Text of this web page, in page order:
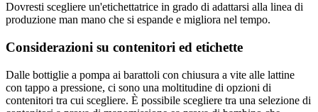
Dovresti scegliere un'etichettatrice in grado di adattarsi alla linea di
produzione man mano che si espande e migliora nel tempo.
Considerazioni su contenitori ed etichette
Dalle bottiglie a pompa ai barattoli con chiusura a vite alle lattine
con tappo a pressione, ci sono una moltitudine di opzioni di
contenitori tra cui scegliere. È possibile scegliere tra una selezione di